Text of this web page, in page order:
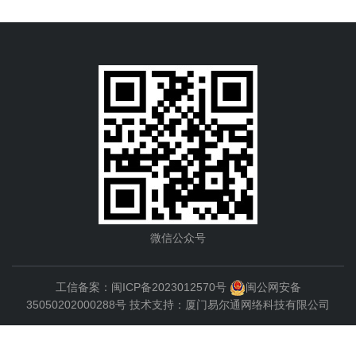
微信公众号
工信备案： 闽ICP备2023012570号
闽公网安备
35050202000288号 技术支持： 厦门易尔通网络科技有限公司